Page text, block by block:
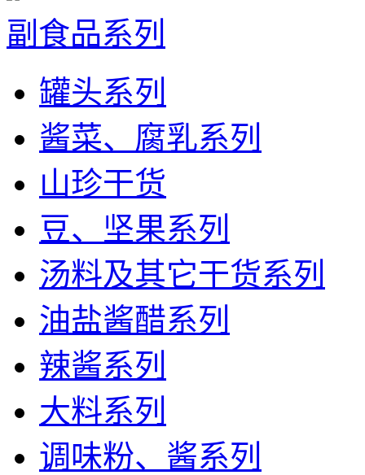
副食品系列
罐头系列
酱菜、腐乳系列
山珍干货
豆、坚果系列
汤料及其它干货系列
油盐酱醋系列
辣酱系列
大料系列
调味粉、酱系列